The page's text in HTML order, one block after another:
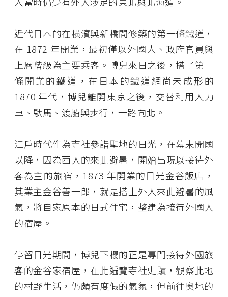
近代日本的在橫濱與新橋間修築的第一條鐵道，
在 1872 年開業，最初僅以外國人、政府官員與
上層階級為主要乘客。博兒來日之後，搭了第一
條開業的鐵道，在日本的鐵道網尚未成形的
1870 年代，博兒離開東京之後，交替利用人力
車、馱馬、渡船與步行，一路向北。
江戶時代作為寺社參詣聖地的日光，在幕末開國
以降，因為西人的來此避暑，開始出現以接待外
客為主的旅宿，1873 年開業的日光金谷飯店，
其業主金谷善一郎，就是搭上外人來此避暑的風
氣，將自家原本的日式住宅，整建為接待外國人
的宿屋。
停留日光期間，博兒下榻的正是專門接待外國旅
客的金谷家宿屋，在此遍覽寺社史蹟，觀察此地
的村野生活，仍頗有度假的氣氛，但前往奧地的